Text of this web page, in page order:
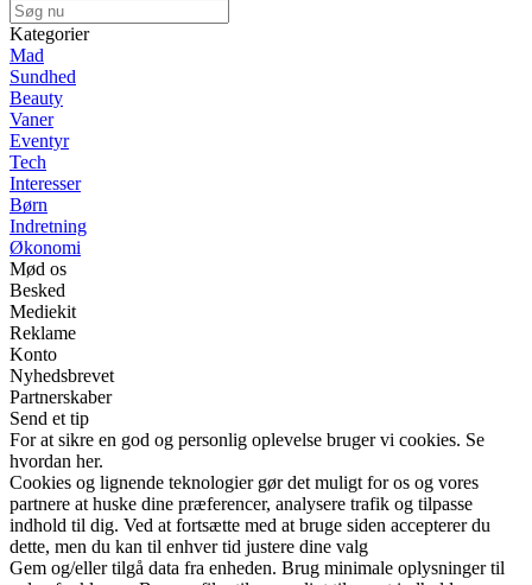
Kategorier
Mad
Sundhed
Beauty
Vaner
Eventyr
Tech
Interesser
Børn
Indretning
Økonomi
Mød os
Besked
Mediekit
Reklame
Konto
Nyhedsbrevet
Partnerskaber
Send et tip
For at sikre en god og personlig oplevelse bruger vi cookies. Se
hvordan her.
Cookies og lignende teknologier gør det muligt for os og vores
partnere at huske dine præferencer, analysere trafik og tilpasse
indhold til dig. Ved at fortsætte med at bruge siden accepterer du
dette, men du kan til enhver tid justere dine valg
Gem og/eller tilgå data fra enheden. Brug minimale oplysninger til